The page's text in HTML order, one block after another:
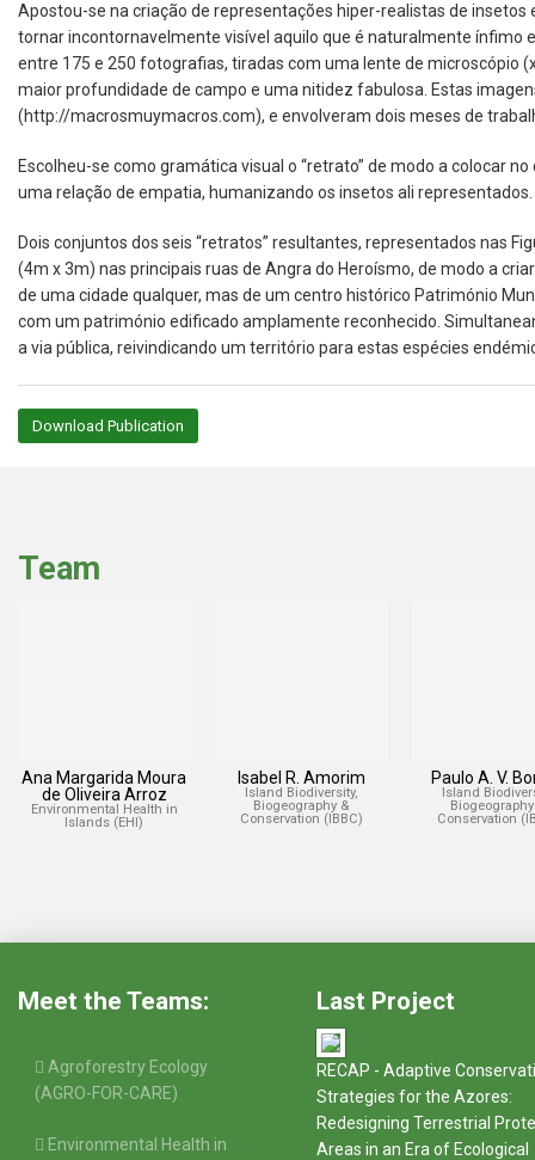
Apostou-se na criação de representações hiper-realistas de
tornar incontornavelmente visível aquilo que é naturalmente
entre 175 e 250 fotografias, tiradas com uma lente de
maior profundidade de campo e uma nitidez fabulosa. Estas
(http://macrosmuymacros.com), e envolveram dois meses de
Escolheu-se como gramática visual o “retrato” de modo a colocar
uma relação de empatia, humanizando os insetos ali representados.
Dois conjuntos dos seis “retratos” resultantes, representados nas
(4m x 3m) nas principais ruas de Angra do Heroísmo, de modo a
de uma cidade qualquer, mas de um centro histórico Património
com um património edificado amplamente reconhecido.
a via pública, reivindicando um território para estas espécies
Download Publication
Team
Ana Margarida Moura
de Oliveira Arroz
Environmental Health in
Islands (EHI)
Isabel R. Amorim
Island Biodiversity,
Biogeography &
Conservation (IBBC)
Paulo A. V.
Island
Conservation
Meet the Teams:
Agroforestry Ecology
(AGRO-FOR-CARE)
Environmental Health in
Last Project
RECAP - Adaptive
Strategies for the Azores:
Redesigning Terrestrial
Areas in an Era of Ecological